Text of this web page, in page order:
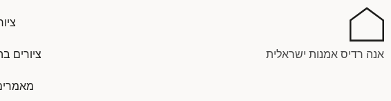
דילוג
לתוכן
אנה רדיס אמנות ישראלית ציורים